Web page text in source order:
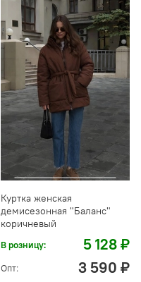
Куртка женская
демисезонная "Баланс"
коричневый
В розницу: 5 128 ₽
Опт: 3 590 ₽